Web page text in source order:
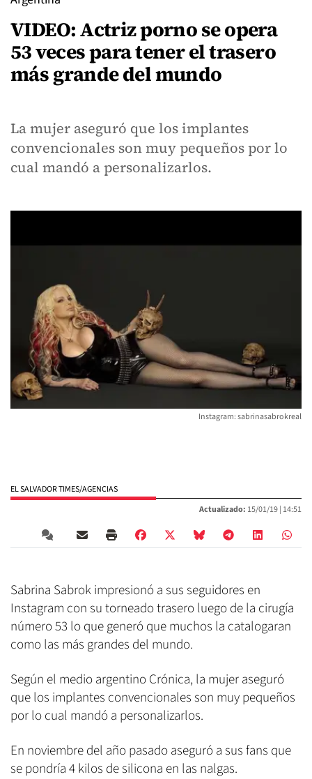
VIDEO: Actriz porno se opera
53 veces para tener el trasero
más grande del mundo
La mujer aseguró que los implantes
convencionales son muy pequeños por lo
cual mandó a personalizarlos.
Instagram: sabrinasabrokreal
EL SALVADOR TIMES/AGENCIAS
Actualizado: 15/01/19 | 14:51
Sabrina Sabrok impresionó a sus seguidores en
Instagram con su torneado trasero luego de la cirugía
número 53 lo que generó que muchos la catalogaran
como las más grandes del mundo.
Según el medio argentino Crónica, la mujer aseguró
que los implantes convencionales son muy pequeños
por lo cual mandó a personalizarlos.
En noviembre del año pasado aseguró a sus fans que
se pondría 4 kilos de silicona en las nalgas.